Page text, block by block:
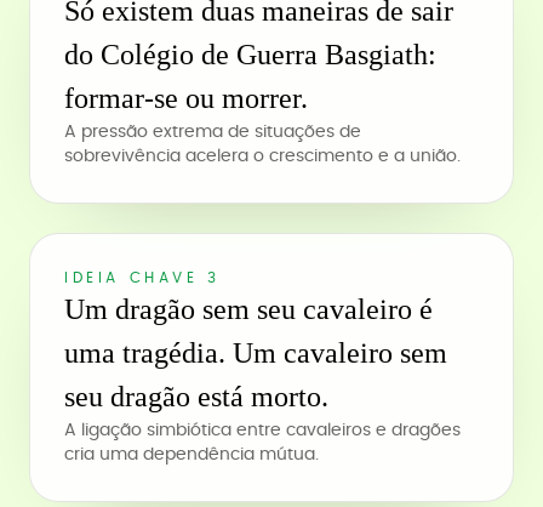
Só existem duas maneiras de sair
do Colégio de Guerra Basgiath:
formar-se ou morrer.
A pressão extrema de situações de
sobrevivência acelera o crescimento e a união.
IDEIA CHAVE 3
Um dragão sem seu cavaleiro é
uma tragédia. Um cavaleiro sem
seu dragão está morto.
A ligação simbiótica entre cavaleiros e dragões
cria uma dependência mútua.